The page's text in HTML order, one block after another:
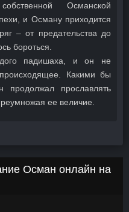
Османской
и Осману приходится
– от предательства до
бороться.
падишаха, и он не
Какими бы
прославлять
ее величие.
Осман онлайн на